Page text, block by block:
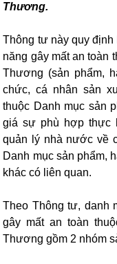
Thương.
Thông tư này quy định
năng gây mất an toàn
Thương (sản phẩm,
chức, cá nhân sản
thuộc Danh mục sản
giá sự phù hợp thực
quản lý nhà nước về
Danh mục sản phẩm,
khác có liên quan.
Theo Thông tư, danh
gây mất an toàn
Thương gồm 2 nhóm